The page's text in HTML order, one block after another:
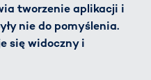
tworzenie aplikacji i
nie do pomyślenia.
się widoczny i